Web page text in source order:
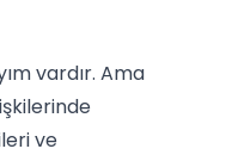
vardır. Ama
ve